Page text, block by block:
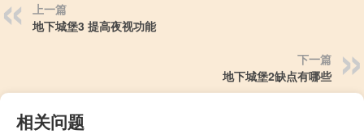
上一篇
地下城堡3 提高夜视功能
下一篇
地下城堡2缺点有哪些
相关问题